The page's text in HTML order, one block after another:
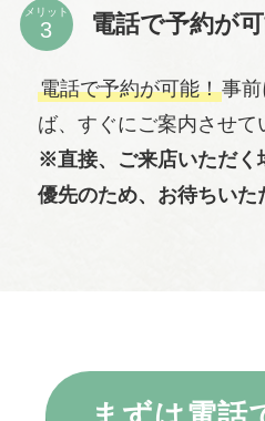
メリット 電話で予約が
電話で予約が可能！事
ば、すぐにご案内させて
※直接、ご来店いただく
優先のため、お待ちいた